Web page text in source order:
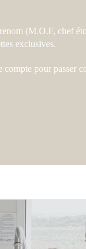
(M.O.F, chef
exclusives.
compte pour passer